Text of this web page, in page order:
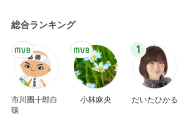
総合ランキング
市川團十郎白
猿
小林麻央
1
だいたひかる